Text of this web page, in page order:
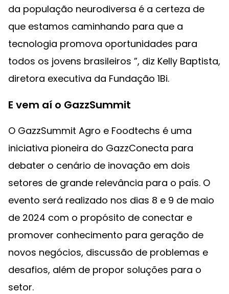
da população neurodiversa é a certeza de
que estamos caminhando para que a
tecnologia promova oportunidades para
todos os jovens brasileiros ”, diz Kelly Baptista,
diretora executiva da Fundação 1Bi.
E vem aí o GazzSummit
O GazzSummit Agro e Foodtechs é uma
iniciativa pioneira do GazzConecta para
debater o cenário de inovação em dois
setores de grande relevância para o país. O
evento será realizado nos dias 8 e 9 de maio
de 2024 com o propósito de conectar e
promover conhecimento para geração de
novos negócios, discussão de problemas e
desafios, além de propor soluções para o
setor.